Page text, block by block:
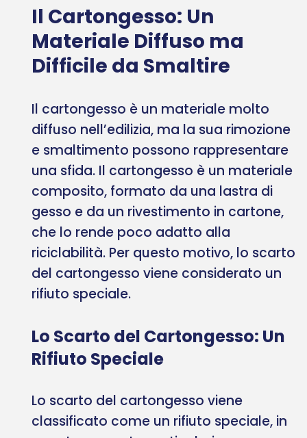
Il Cartongesso: Un
Materiale Diffuso ma
Difficile da Smaltire
Il cartongesso è un materiale molto
diffuso nell’edilizia, ma la sua rimozione
e smaltimento possono rappresentare
una sfida. Il cartongesso è un materiale
composito, formato da una lastra di
gesso e da un rivestimento in cartone,
che lo rende poco adatto alla
riciclabilità. Per questo motivo, lo scarto
del cartongesso viene considerato un
rifiuto speciale.
Lo Scarto del Cartongesso: Un
Rifiuto Speciale
Lo scarto del cartongesso viene
classificato come un rifiuto speciale, in